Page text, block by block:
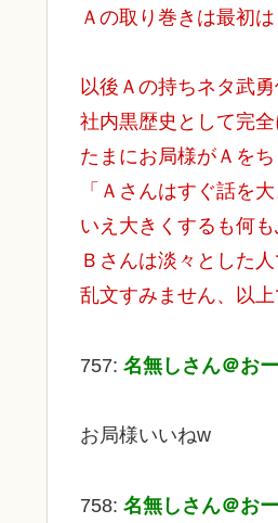
Ａの取り巻きは最初
以後Ａの持ちネタ武勇
社内黒歴史として完
たまにお局様がＡを
「Ａさんはすぐ話を
いえ大きくするも何
Ｂさんは淡々とした
乱文すみません、以
757: 名無しさん＠お
お局様いいねw
758: 名無しさん＠お